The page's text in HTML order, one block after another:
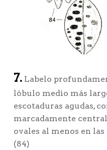
7.Labelo
lóbulo medio más
escotaduras agudas,
marcadamente
ovales al menos en
(84)